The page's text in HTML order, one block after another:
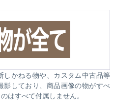
かねる物や、カスタム中古品等
しており、商品画像の物がすべ
はすべて付属しません。